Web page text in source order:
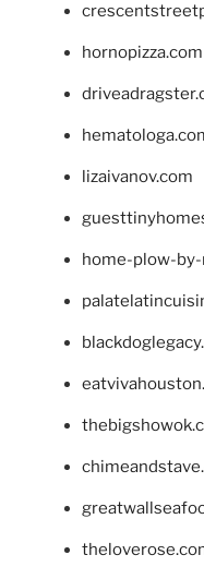
hornopizza.com
lizaivanov.com
home-plow-